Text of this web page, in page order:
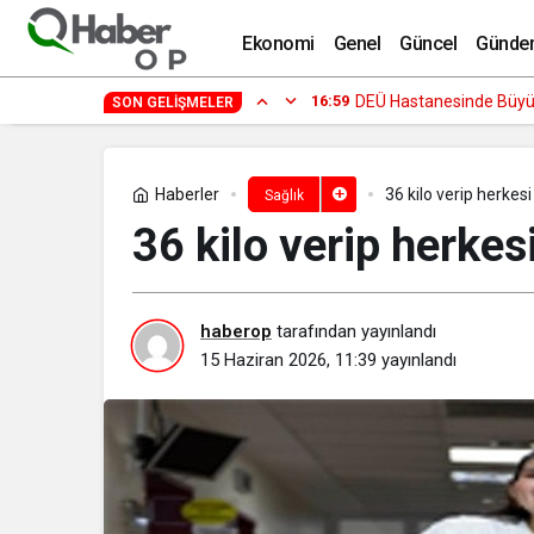
Ekonomi Genel Güncel
SON GELIŞMELER 14:29 Fenomen İsimler ve
Haberler Sağlık 36 kilo verip herkesi
36 kilo verip
haberop tarafından yayınlandı
15 Haziran 2026, 11:39 yayınlandı
Tıpta Yeni Dönemin Adı: Eş Zamanlı